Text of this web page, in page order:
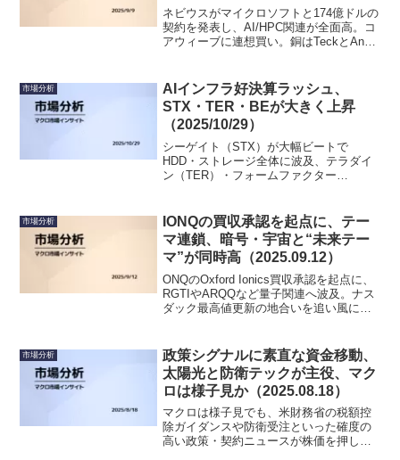
（2025.09.09）
ネビウスがマイクロソフトと174億ドルの
契約を発表し、AI/HPC関連が全面高。コ
アウィーブに連想買い。銅はTeckとAnglo
市場分析
AIインフラ好決算ラッシュ、
STX・TER・BEが大きく上昇
（2025/10/29）
シーゲイト（STX）が大幅ビートで
HDD・ストレージ全体に波及、テラダイ
ン（TER）・フォームファクター
ー（CAT）はAI電力需要を追い風に買わ
れた。アルゼンチン株のEDNもラリー継
続。FOMC後もAIインフラ主導の上昇基
調が継続。一方でVRNSが下方修正で半
値安、ENPH・GRMN・ETSYなどは決算
失望売り。
市場分析
IONQの買収承認を起点に、テー
マ連鎖、暗号・宇宙と“未来テー
マ”が同時高（2025.09.12）
ONQのOxford Ionics買収承認を起点に、
RGTIやARQQなど量子関連へ波及。ナス
ダック最高値更新の地合いを追い風に。
はElectron70機目成功で注目。週末を前
にテーマ横断で資金が拡散。
市場分析
政策シグナルに素直な資金移動、
太陽光と防衛テックが主役、マク
ロは様子見か（2025.08.18）
マクロは様子見でも、米財務省の税額控
除ガイダンスや防衛受注といった確度の
高い政策・契約ニュースが株価を押し上